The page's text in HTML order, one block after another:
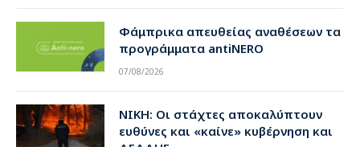
Φάμπρικα απευθείας αναθέσεων τα
προγράμματα antiNERO
07/08/2026
ΝΙΚΗ: Οι στάχτες αποκαλύπτουν
ευθύνες και «καίνε» κυβέρνηση και